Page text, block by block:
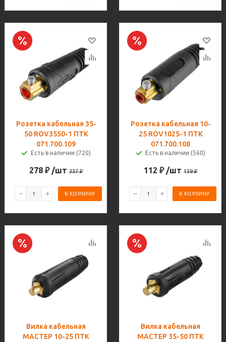
Розетка кабельная 35-
50 ROV3550-1 ПТК
071.700.109
Есть в наличии (720)
278 ₽ /шт 337₽
В КОРЗИНУ
Розетка кабельная 10-
25 ROV1025-1 ПТК
071.700.108
Есть в наличии (560)
112 ₽ /шт 139₽
В КОРЗИНУ
Вилка кабельная
МАСТЕР 10-25 ПТК
Вилка кабельная
МАСТЕР 35-50 ПТК